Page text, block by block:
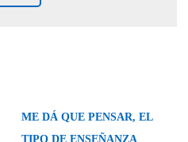
ME DÁ QUE PENSAR, EL
TIPO DE ENSEÑANZA